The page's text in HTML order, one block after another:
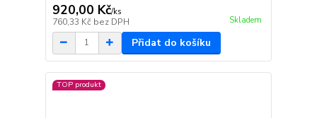
920,00 Kč/ks
760,33 Kč bez DPH Skladem
Přidat do košíku
TOP produkt